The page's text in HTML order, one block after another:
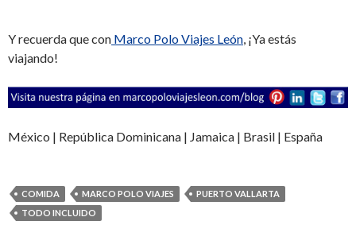
Y recuerda que con Marco Polo Viajes León, ¡Ya estás
viajando!
México | República Dominicana | Jamaica | Brasil | España
COMIDA MARCO POLO VIAJES
PUERTO VALLARTA
TODO INCLUIDO